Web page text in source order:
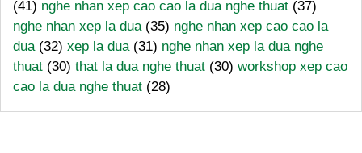
(41) nghe nhan xep cao cao la dua nghe thuat (37)
nghe nhan xep la dua (35) nghe nhan xep cao cao la
dua (32) xep la dua (31) nghe nhan xep la dua nghe
thuat (30) that la dua nghe thuat (30) workshop xep cao
cao la dua nghe thuat (28)